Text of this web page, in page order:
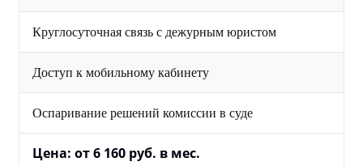
Круглосуточная связь с дежурным юристом
Доступ к мобильному кабинету
Оспаривание решений комиссии в суде
Цена: от 6 160 руб. в мес.